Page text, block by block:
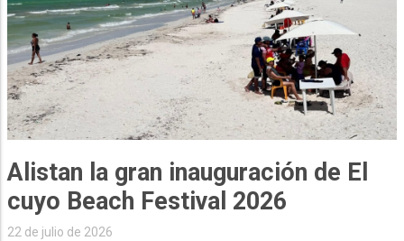
Alistan la gran inauguración de El
cuyo Beach Festival 2026
22 de julio de 2026